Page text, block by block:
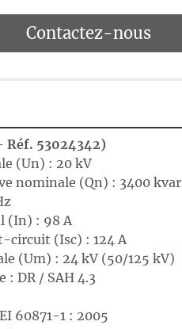
Contactez-nous
Réf. 53024342)
(Un) : 20 kV
nominale (Qn) : 3400 kvar
(In) : 98 A
circuit (Isc) : 124 A
(Um) : 24 kV (50/125 kV)
: DR / SAH 4.3
60871-1 : 2005